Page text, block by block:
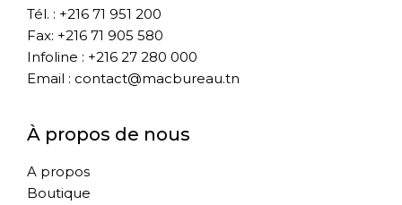
Tél. : +216 71 951 200
Fax: +216 71 905 580
Infoline : +216 27 280 000
Email : contact@macbureau.tn
À propos de nous
A propos
Boutique